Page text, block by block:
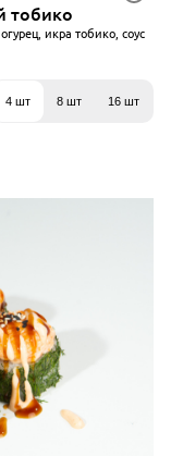
тобико
икра тобико, соус
4 шт 8 шт 16 шт